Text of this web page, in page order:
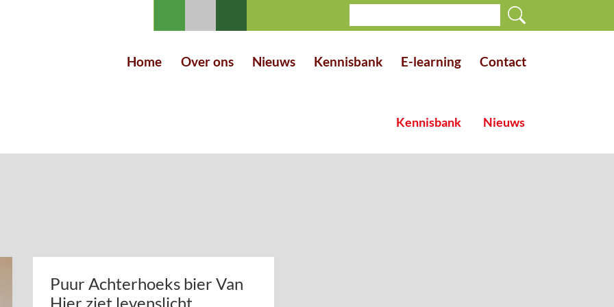
Home Over ons Nieuws Kennisbank E-learning Contact
Kennisbank Nieuws
Puur Achterhoeks bier Van
Hier ziet levenslicht